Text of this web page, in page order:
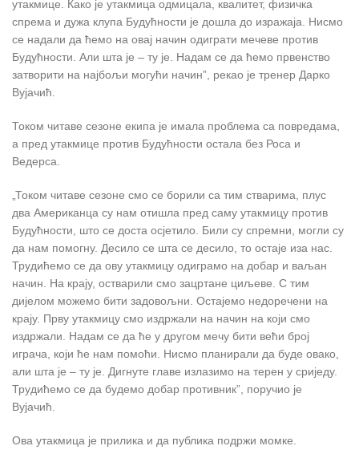
утакмице. Како је утакмица одмицала, квалитет, физичка
спрема и дужа клупа Будућности је дошла до изражаја. Нисмо
се надали да ћемо на овај начин одиграти мечеве против
Будућности. Али шта је – ту је. Надам се да ћемо првенство
затворити на најбољи могући начин”, рекао је тренер Дарко
Вујачић.
Током читаве сезоне екипа је имала проблема са повредама,
а пред утакмице против Будућности остала без Роса и
Ведерса.
„Током читаве сезоне смо се борили са тим стварима, плус
два Американца су нам отишла пред саму утакмицу против
Будућности, што се доста осјетило. Били су спремни, могли су
да нам помогну. Десило се шта се десило, то остаје иза нас.
Трудићемо се да ову утакмицу одиграмо на добар и ваљан
начин. На крају, остварили смо зацртане циљеве. С тим
дијелом можемо бити задовољни. Остајемо недоречени на
крају. Прву утакмицу смо издржали на начин на који смо
издржали. Надам се да ће у другом мечу бити већи број
играча, који ће нам помоћи. Нисмо планирали да буде овако,
али шта је – ту је. Дигнуте главе излазимо на терен у сриједу.
Трудићемо се да будемо добар противник”, поручио је
Вујачић.
Ова утакмица је прилика и да публика подржи момке.